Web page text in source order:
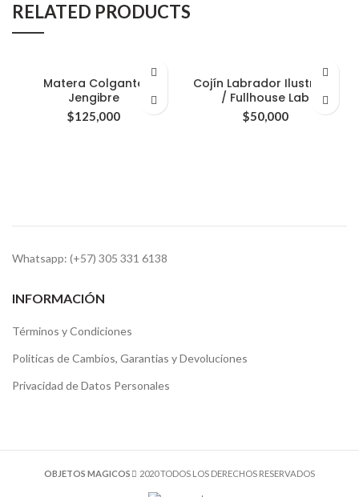
RELATED PRODUCTS
Matera Colgante
Jengibre
$125,000
Cojín Labrador Ilustrado
/ Fullhouse Lab
$50,000
Whatsapp: (+57) 305 331 6138
INFORMACIÓN
Términos y Condiciones
Politicas de Cambios, Garantias y Devoluciones
Privacidad de Datos Personales
OBJETOS MAGICOS 2020 TODOS LOS DERECHOS RESERVADOS